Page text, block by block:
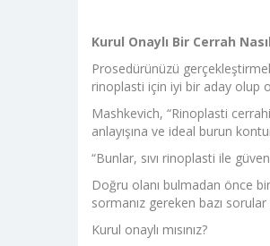
Kurul Onaylı Bir Cerrah
Prosedürünüzü
rinoplasti için iyi bir aday olup
Mashkevich, “Rinoplasti
anlayışına ve ideal burun
“Bunlar, sıvı rinoplasti ile
Doğru olanı bulmadan önce
sormanız gereken bazı sorular
Kurul onaylı mısınız?